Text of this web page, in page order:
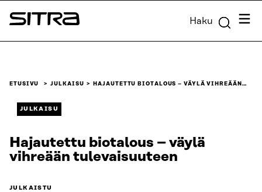
Siirry
suoraan
Sitra Haku
ETUSIVU JULKAISU HAJAUTETTU BIOTALOUS – VÄYLÄ VIHREÄÄN…
JULKAISU
Hajautettu biotalous – väylä
vihreään tulevaisuuteen
JULKAISTU